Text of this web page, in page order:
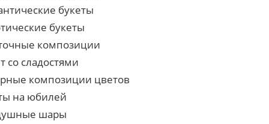
букеты
букеты
композиции
со сладостями
композиции цветов
на юбилей
шары